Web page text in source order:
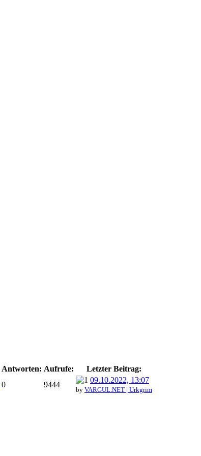
Antworten: Aufrufe:
Letzter Beitrag:
0 9444
09.10.2022, 13:07
by VARGUL.NET | Urkgrim